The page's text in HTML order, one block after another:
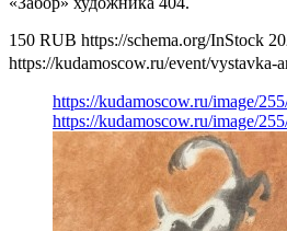
150 RUB https://schema.org/InStock
https://kudamoscow.ru/event/vystavka-
https://kudamoscow.ru/image/
https://kudamoscow.ru/image/